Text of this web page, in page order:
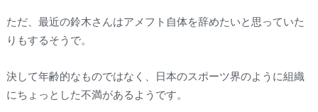
ただ、最近の鈴木さんはアメフト自体を辞めたいと思っていた
りもするそうで。
決して年齢的なものではなく、日本のスポーツ界のように組織
にちょっとした不満があるようです。